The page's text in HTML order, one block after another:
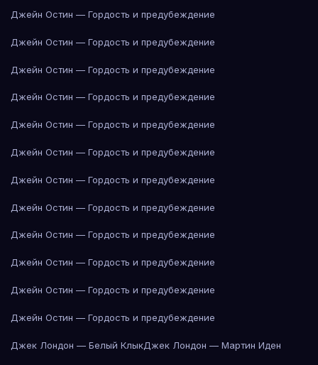
Джейн Остин — Гордость и предубеждение
Джейн Остин — Гордость и предубеждение
Джейн Остин — Гордость и предубеждение
Джейн Остин — Гордость и предубеждение
Джейн Остин — Гордость и предубеждение
Джейн Остин — Гордость и предубеждение
Джейн Остин — Гордость и предубеждение
Джейн Остин — Гордость и предубеждение
Джейн Остин — Гордость и предубеждение
Джейн Остин — Гордость и предубеждение
Джейн Остин — Гордость и предубеждение
Джейн Остин — Гордость и предубеждение
Джек Лондон — Белый КлыкДжек Лондон — Мартин Иден